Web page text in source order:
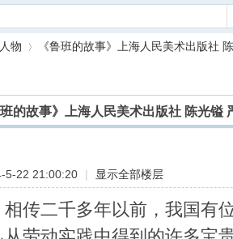
人物
›
《鲁班的故事》上海人民美术出版社
班的故事》上海人民美术出版社 陈光镒
5-22 21:00:20 | 显示全部楼层
相传二千多年以前，我国